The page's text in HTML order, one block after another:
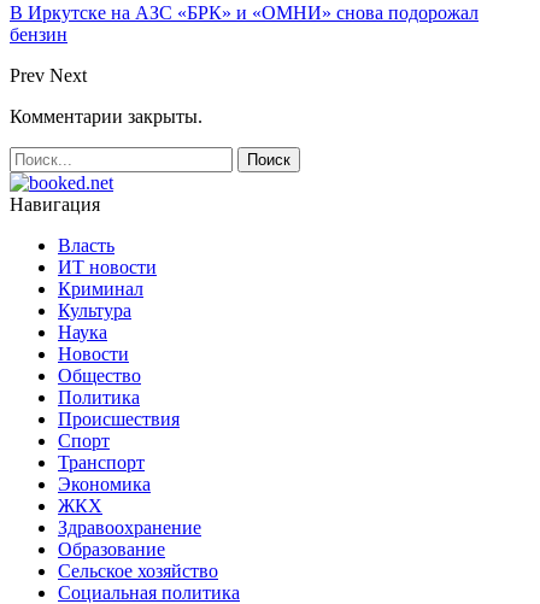
В Иркутске на АЗС «БРК» и «ОМНИ» снова подорожал
бензин
Prev Next
Комментарии закрыты.
Навигация
Власть
ИТ новости
Криминал
Культура
Наука
Новости
Общество
Политика
Происшествия
Спорт
Транспорт
Экономика
ЖКХ
Здравоохранение
Образование
Сельское хозяйство
Социальная политика